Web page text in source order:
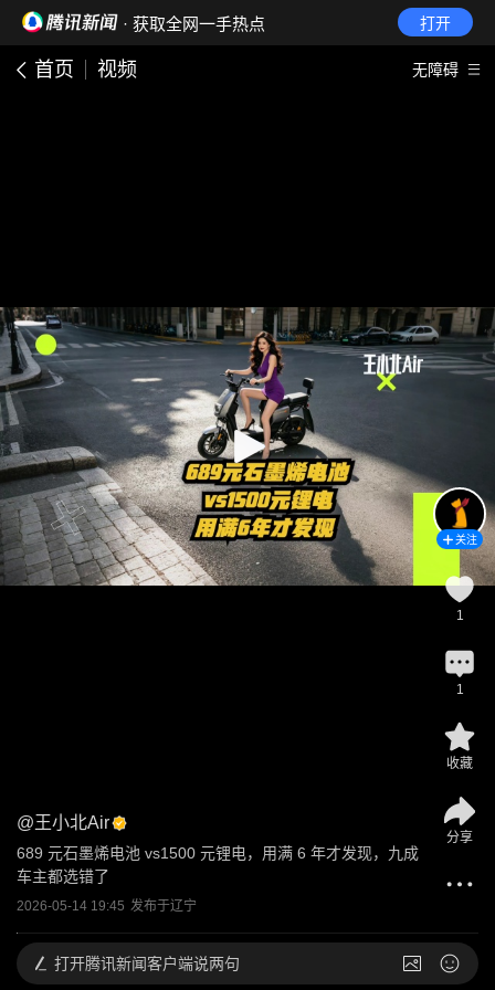
· 获取全网一手热点 打开
首页 视频 无障碍
@王小北Air
689 元石墨烯电池 vs1500 元锂电，用满 6 年才发现，九成
车主都选错了
2026-05-14 19:45 发布于辽宁
关注
1
1
收藏
分享
打开腾讯新闻客户端说两句